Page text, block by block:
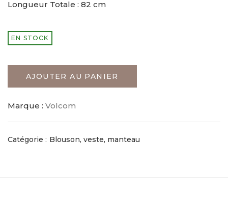
Longueur Totale : 82 cm
EN STOCK
AJOUTER AU PANIER
Marque : Volcom
Catégorie : Blouson, veste, manteau